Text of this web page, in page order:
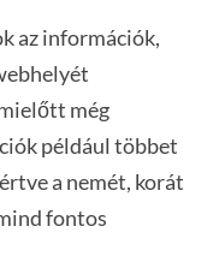
az információk,
még
például többet
a nemét, korát
fontos